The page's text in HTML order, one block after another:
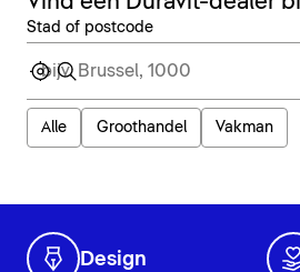
Stad of postcode
Alle Groothandel Vakman
Design